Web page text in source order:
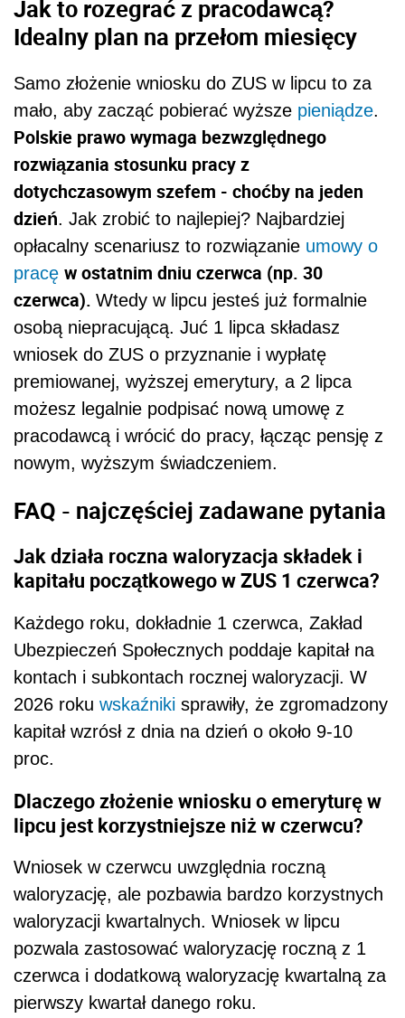
Jak to rozegrać z pracodawcą?
Idealny plan na przełom miesięcy
Samo złożenie wniosku do ZUS w lipcu to za
mało, aby zacząć pobierać wyższe pieniądze.
Polskie prawo wymaga bezwzględnego
rozwiązania stosunku pracy z
dotychczasowym szefem - choćby na jeden
dzień. Jak zrobić to najlepiej? Najbardziej
opłacalny scenariusz to rozwiązanie umowy o
pracę w ostatnim dniu czerwca (np. 30
czerwca). Wtedy w lipcu jesteś już formalnie
osobą niepracującą. Juć 1 lipca składasz
wniosek do ZUS o przyznanie i wypłatę
premiowanej, wyższej emerytury, a 2 lipca
możesz legalnie podpisać nową umowę z
pracodawcą i wrócić do pracy, łącząc pensję z
nowym, wyższym świadczeniem.
FAQ - najczęściej zadawane pytania
Jak działa roczna waloryzacja składek i
kapitału początkowego w ZUS 1 czerwca?
Każdego roku, dokładnie 1 czerwca, Zakład
Ubezpieczeń Społecznych poddaje kapitał na
kontach i subkontach rocznej waloryzacji. W
2026 roku wskaźniki sprawiły, że zgromadzony
kapitał wzrósł z dnia na dzień o około 9-10
proc.
Dlaczego złożenie wniosku o emeryturę w
lipcu jest korzystniejsze niż w czerwcu?
Wniosek w czerwcu uwzględnia roczną
waloryzację, ale pozbawia bardzo korzystnych
waloryzacji kwartalnych. Wniosek w lipcu
pozwala zastosować waloryzację roczną z 1
czerwca i dodatkową waloryzację kwartalną za
pierwszy kwartał danego roku.